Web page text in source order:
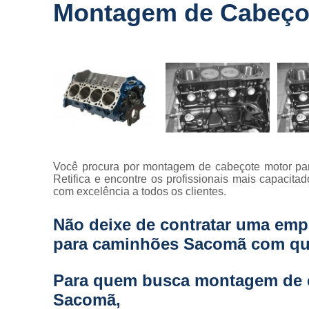
Montagem de
Você procura por montagem de cabeçote motor
Retifica e encontre os profissionais mais
com excelência a todos os clientes.
Não deixe de contratar uma
para caminhões Sacomã com
Para quem busca montagem
Sacomã,